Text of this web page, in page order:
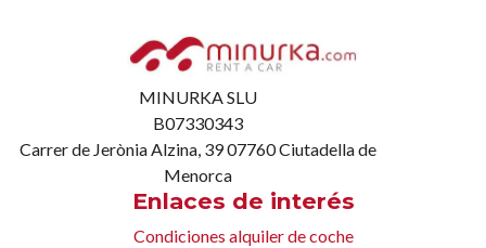
MINURKA SLU
B07330343
Carrer de Jerònia Alzina, 39 07760 Ciutadella de
Menorca
Enlaces de interés
Condiciones alquiler de coche